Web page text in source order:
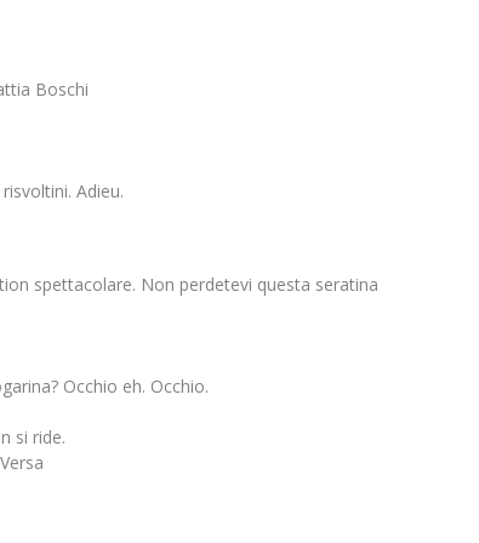
Boschi
Adieu.
spettacolare. Non perdetevi questa seratina
Occhio eh. Occhio.
si ride.